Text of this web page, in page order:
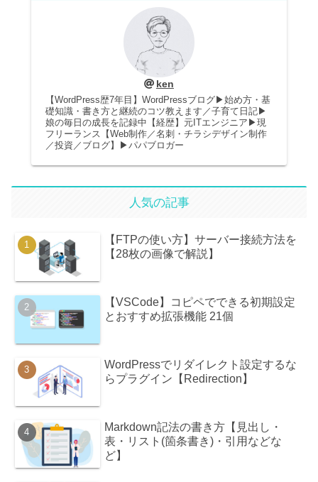
ken
【WordPress歴7年目】WordPressブログ▶︎始め方・基
礎知識・書き方と継続のコツ教えます／子育て日記▶
娘の毎日の成長を記録中【経歴】元ITエンジニア▶︎現
フリーランス【Web制作／名刺・チラシデザイン制作
／投資／ブログ】▶︎パパブロガー
人気の記事
【FTPの使い方】サーバー接続方法を
【28枚の画像で解説】
【VSCode】コピペでできる初期設定
とおすすめ拡張機能 21個
WordPressでリダイレクト設定するな
らプラグイン【Redirection】
Markdown記法の書き方【見出し・
表・リスト(箇条書き)・引用などな
ど】